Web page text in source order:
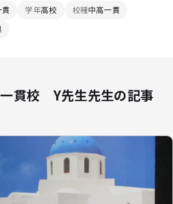
学年高校 校種中高一貫
貫校 Y先生先生の記事